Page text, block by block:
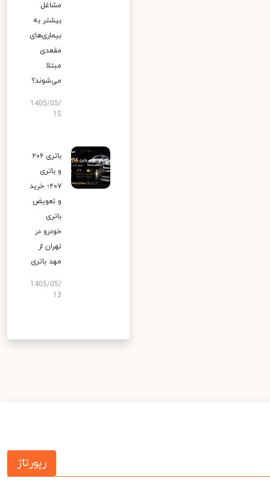
مشاغل
بیشتر به
بیماری‌های
مقعدی
مبتلا
می‌شوند؟
1405/05/
15
باتری ۲۰۶
و باتری
۲۰۷؛ خرید
و تعویض
باتری
خودرو در
تهران از
مهد باتری
1405/05/
13
رپورتاژ